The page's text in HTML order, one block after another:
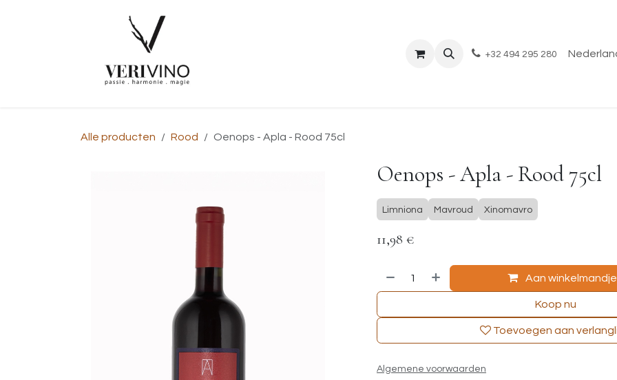
Evenementen Over ons Blog
+32 494 295 280
Alle producten Rood Oenops - Apla - Rood 75cl
Oenops - Apla - Rood 75cl
Limniona Mavroud Xinomavro
11,98 €
Aan
Koop nu
Toevoegen aan
Algemene voorwaarden